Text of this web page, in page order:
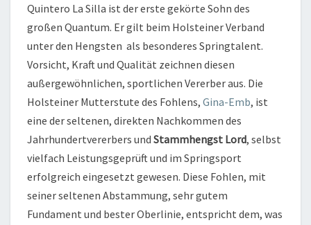
Quintero La Silla ist der erste gekörte Sohn des
großen Quantum. Er gilt beim Holsteiner Verband
unter den Hengsten als besonderes Springtalent.
Vorsicht, Kraft und Qualität zeichnen diesen
außergewöhnlichen, sportlichen Vererber aus. Die
Holsteiner Mutterstute des Fohlens, Gina-Emb, ist
eine der seltenen, direkten Nachkommen des
Jahrhundertvererbers und Stammhengst Lord, selbst
vielfach Leistungsgeprüft und im Springsport
erfolgreich eingesetzt gewesen. Diese Fohlen, mit
seiner seltenen Abstammung, sehr gutem
Fundament und bester Oberlinie, entspricht dem, was